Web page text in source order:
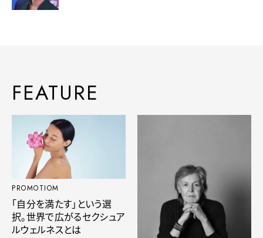
FEATURE
PROMOTIOM
「自分を満たす」という選
択。世界で広がるセクシュア
ルウェルネスとは